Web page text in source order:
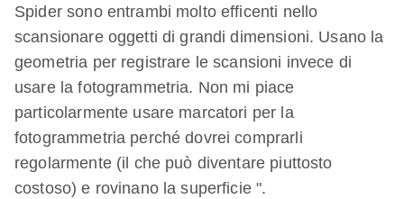
Spider sono entrambi molto efficenti nello
scansionare oggetti di grandi dimensioni. Usano la
geometria per registrare le scansioni invece di
usare la fotogrammetria. Non mi piace
particolarmente usare marcatori per la
fotogrammetria perché dovrei comprarli
regolarmente (il che può diventare piuttosto
costoso) e rovinano la superficie ".